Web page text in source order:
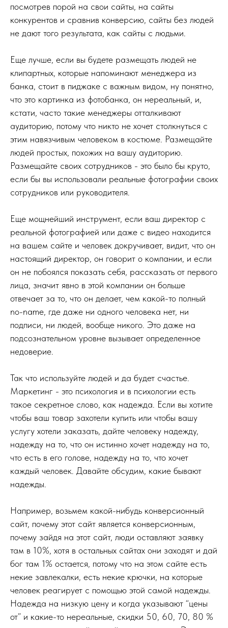
посмотрев порой на свои сайты, на сайты
конкурентов и сравнив конверсию, сайты без людей
не дают того результата, как сайты с людьми.
Еще лучше, если вы будете размещать людей не
клипартных, которые напоминают менеджера из
банка, стоит в пиджаке с важным видом, ну понятно,
что это картинка из фотобанка, он нереальный, и,
кстати, часто такие менеджеры отталкивают
аудиторию, потому что никто не хочет столкнуться с
этим навязчивым человеком в костюме. Размещайте
людей простых, похожих на вашу аудиторию.
Размещайте своих сотрудников - это было бы круто,
если бы вы использовали реальные фотографии своих
сотрудников или руководителя.
Еще мощнейший инструмент, если ваш директор с
реальной фотографией или даже с видео находится
на вашем сайте и человек докручивает, видит, что он
настоящий директор, он говорит о компании, и если
он не побоялся показать себя, рассказать от первого
лица, значит явно в этой компании он больше
отвечает за то, что он делает, чем какой-то полный
no-name, где даже ни одного человека нет, ни
подписи, ни людей, вообще никого. Это даже на
подсознательном уровне вызывает определенное
недоверие.
Так что используйте людей и да будет счастье.
Маркетинг - это психология и в психологии есть
такое секретное слово, как надежда. Если вы хотите
чтобы ваш товар захотели купить или чтобы вашу
услугу хотели заказать, дайте человеку надежду,
надежду на то, что он истинно хочет надежду на то,
что есть в его голове, надежду на то, что хочет
каждый человек. Давайте обсудим, какие бывают
надежды.
Например, возьмем какой-нибудь конверсионный
сайт, почему этот сайт является конверсионным,
почему зайдя на этот сайт, люди оставляют заявку
там в 10%, хотя в остальных сайтах они заходят и дай
бог там 1% остается, потому что на этом сайте есть
некие завлекалки, есть некие крючки, на которые
человек реагирует с помощью этой самой надежды.
Надежда на низкую цену и когда указывают “цены
от” и какие-то нереальные, скидки 50, 60, 70, 80 %